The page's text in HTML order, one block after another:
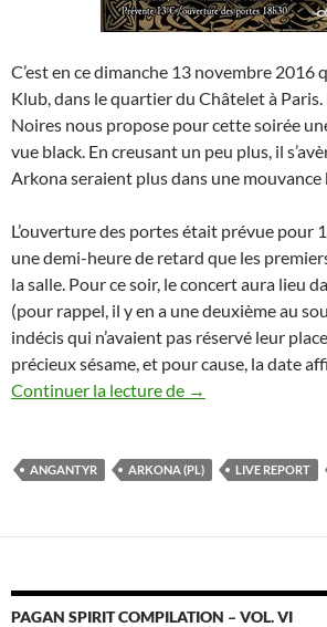
C’est en ce dimanche 13 novembre 2016
Klub, dans le quartier du Châtelet à Paris.
Noires nous propose pour cette soirée
vue black. En creusant un peu plus, il
Arkona seraient plus dans une mouvance
L’ouverture des portes était prévue pour
une demi-heure de retard que les
la salle. Pour ce soir, le concert aura lieu
(pour rappel, il y en a une deuxième au
indécis qui n’avaient pas réservé leur
précieux sésame, et pour cause, la date
Continuer la lecture de
Angantyr /
→
ANGANTYR ARKONA (PL) LIVE REPORT
PAGAN SPIRIT COMPILATION – VOL. VI